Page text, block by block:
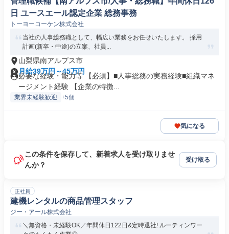
日 ユースエール認定企業 総務事務
トーヨーコーケン株式会社
当社の人事総務職として、幅広い業務をお任せいたします。 採用
計画(新卒・中途)の立案、社員...
山梨県南アルプス市
月給39万円～45万円
必要な経験・能力等 【必須】■人事総務の実務経験■組織マネ
ージメント経験 【企業の特徴...
業界未経験歓迎 +5個
気になる
この条件を保存して、新着求人を受け取りませ
んか？
受け取る
正社員
建機レンタルの商品管理スタッフ
ジー・アール株式会社
＼無資格・未経験OK／年間休日122日&定時退社! ルーティンワー